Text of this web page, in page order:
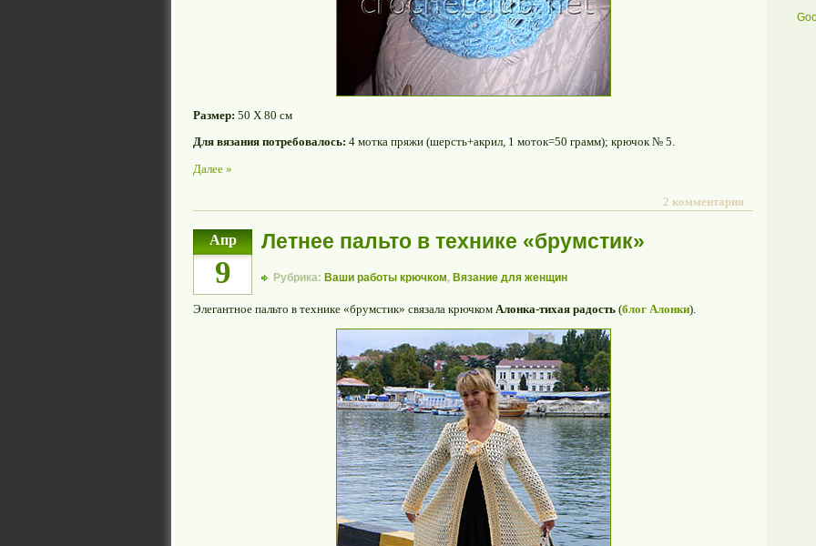
Размер: 50 Х 80 см
Для вязания потребовалось: 4 мотка пряжи (шерсть+акрил, 1 моток=50 грамм); крючок № 5.
Далее »
2 комментария
Апр
9
Летнее пальто в технике «брумстик»
Рубрика: Ваши работы крючком, Вязание для женщин
Элегантное пальто в технике «брумстик» связала крючком Алонка-тихая радость (блог Алонки).